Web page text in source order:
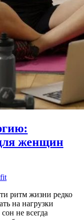
женщин
ритм жизни редко
на нагрузки
не всегда